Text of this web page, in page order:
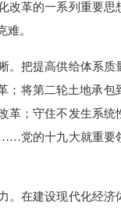
改革的一系列重要思
难。
把提高供给体系质
；将第二轮土地承包
革；守住不发生系统
党的十九大就重要
在建设现代化经济